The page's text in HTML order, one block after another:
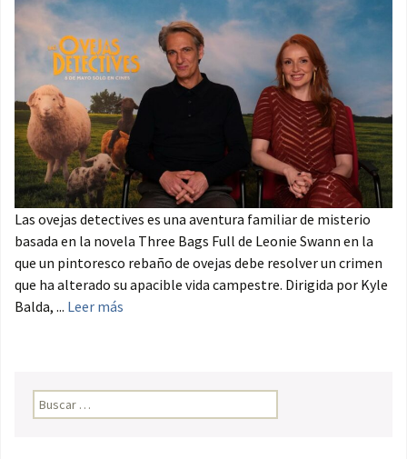
Las ovejas detectives es una aventura familiar de misterio
basada en la novela Three Bags Full de Leonie Swann en la
que un pintoresco rebaño de ovejas debe resolver un crimen
que ha alterado su apacible vida campestre. Dirigida por Kyle
Balda, ... Leer más
Buscar: